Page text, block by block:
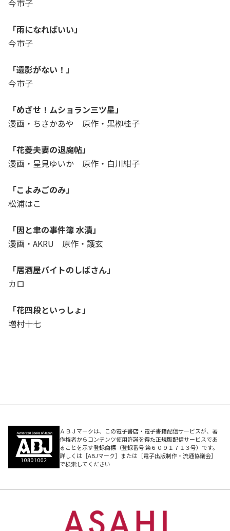
今市子
「雨になればいい」
今市子
「遺影がない！」
今市子
「めざせ！ムショラン三ツ星」
漫画・ちさかあや 原作・黒栁桂子
「花菱夫妻の退魔帖」
漫画・星見ゆいか 原作・白川紺子
「こよみごのみ」
松浦はこ
「因と聿の事件簿 水漬」
漫画・AKRU 原作・護玄
「居酒屋バイトのしばさん」
カロ
「花四段といっしょ」
増村十七
ＡＢＪマークは、この電子書店・電子書籍配信サービスが、著
作権者からコンテンツ使用許諾を得た正規版配信サービスであ
ることを示す登録商標（登録番号 第６０９１７１３号）です。
詳しくは［ABJマーク］または［電子出版制作・流通協議会］
で検索してください